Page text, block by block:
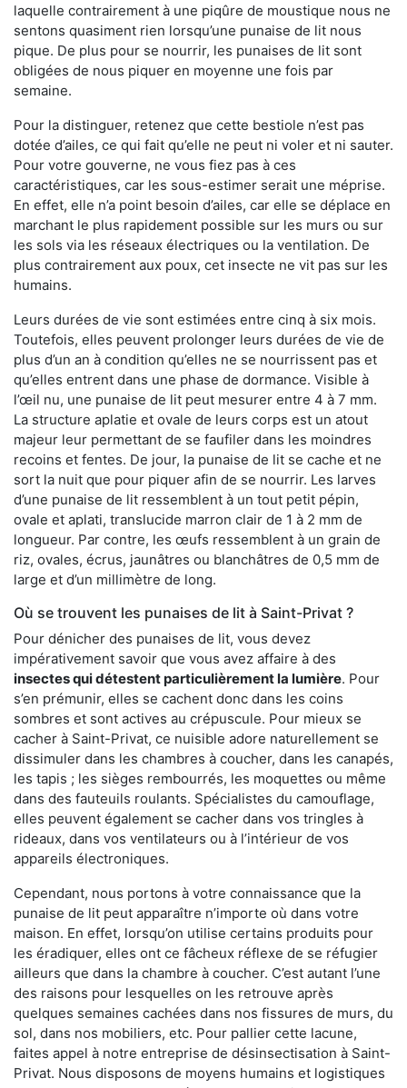
laquelle contrairement à une piqûre de moustique nous ne
sentons quasiment rien lorsqu’une punaise de lit nous
pique. De plus pour se nourrir, les punaises de lit sont
obligées de nous piquer en moyenne une fois par
semaine.
Pour la distinguer, retenez que cette bestiole n’est pas
dotée d’ailes, ce qui fait qu’elle ne peut ni voler et ni sauter.
Pour votre gouverne, ne vous fiez pas à ces
caractéristiques, car les sous-estimer serait une méprise.
En effet, elle n’a point besoin d’ailes, car elle se déplace en
marchant le plus rapidement possible sur les murs ou sur
les sols via les réseaux électriques ou la ventilation. De
plus contrairement aux poux, cet insecte ne vit pas sur les
humains.
Leurs durées de vie sont estimées entre cinq à six mois.
Toutefois, elles peuvent prolonger leurs durées de vie de
plus d’un an à condition qu’elles ne se nourrissent pas et
qu’elles entrent dans une phase de dormance. Visible à
l’œil nu, une punaise de lit peut mesurer entre 4 à 7 mm.
La structure aplatie et ovale de leurs corps est un atout
majeur leur permettant de se faufiler dans les moindres
recoins et fentes. De jour, la punaise de lit se cache et ne
sort la nuit que pour piquer afin de se nourrir. Les larves
d’une punaise de lit ressemblent à un tout petit pépin,
ovale et aplati, translucide marron clair de 1 à 2 mm de
longueur. Par contre, les œufs ressemblent à un grain de
riz, ovales, écrus, jaunâtres ou blanchâtres de 0,5 mm de
large et d’un millimètre de long.
Où se trouvent les punaises de lit à Saint-Privat ?
Pour dénicher des punaises de lit, vous devez
impérativement savoir que vous avez affaire à des
insectes qui détestent particulièrement la lumière. Pour
s’en prémunir, elles se cachent donc dans les coins
sombres et sont actives au crépuscule. Pour mieux se
cacher à Saint-Privat, ce nuisible adore naturellement se
dissimuler dans les chambres à coucher, dans les canapés,
les tapis ; les sièges rembourrés, les moquettes ou même
dans des fauteuils roulants. Spécialistes du camouflage,
elles peuvent également se cacher dans vos tringles à
rideaux, dans vos ventilateurs ou à l’intérieur de vos
appareils électroniques.
Cependant, nous portons à votre connaissance que la
punaise de lit peut apparaître n’importe où dans votre
maison. En effet, lorsqu’on utilise certains produits pour
les éradiquer, elles ont ce fâcheux réflexe de se réfugier
ailleurs que dans la chambre à coucher. C’est autant l’une
des raisons pour lesquelles on les retrouve après
quelques semaines cachées dans nos fissures de murs, du
sol, dans nos mobiliers, etc. Pour pallier cette lacune,
faites appel à notre entreprise de désinsectisation à Saint-
Privat. Nous disposons de moyens humains et logistiques